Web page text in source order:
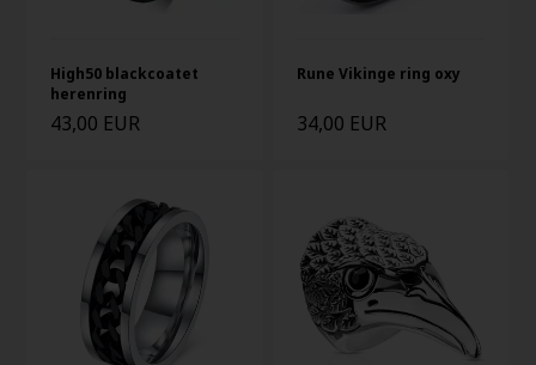
High50 blackcoatet
herenring
43,00 EUR
Rune Vikinge ring oxy
34,00 EUR